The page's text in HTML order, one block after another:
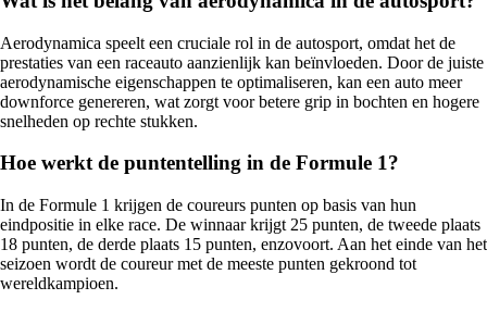
Aerodynamica speelt een cruciale rol in de autosport, omdat het de
prestaties van een raceauto aanzienlijk kan beïnvloeden. Door de juiste
aerodynamische eigenschappen te optimaliseren, kan een auto meer
downforce genereren, wat zorgt voor betere grip in bochten en hogere
snelheden op rechte stukken.
Hoe werkt de puntentelling in de Formule 1?
In de Formule 1 krijgen de coureurs punten op basis van hun
eindpositie in elke race. De winnaar krijgt 25 punten, de tweede plaats
18 punten, de derde plaats 15 punten, enzovoort. Aan het einde van het
seizoen wordt de coureur met de meeste punten gekroond tot
wereldkampioen.